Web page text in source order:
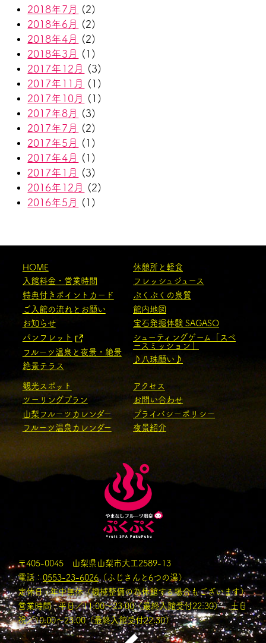
2018年7月
(2)
2018年6月
(2)
2018年4月
(2)
2018年3月
(1)
2017年12月
(3)
2017年11月
(1)
2017年10月
(1)
2017年8月
(3)
2017年7月
(2)
2017年5月
(1)
2017年4月
(1)
2017年1月
(3)
2016年12月
(2)
2016年5月
(1)
HOME
入館料金・営業時間
特典付きポイントカード
ご入館の流れとお願い
お知らせ
パンフレット
フルーツ温泉と夜景・絶景
絶景テラス
休憩所と軽食
フレッシュジュース
ぷくぷくの泉質
館内地図
宝石発掘体験 SAGASO
シューティングゲーム「スペ
ースミッション」
♪八珠願い♪
観光スポット
ツーリングプラン
山梨フルーツカレンダー
フルーツ温泉カレンダー
アクセス
お問い合わせ
プライバシーポリシー
夜景紹介
〒405-0045 山梨県山梨市大工2589-13
電話：0553-23-6026（ふじさんと6つの湯）
定休日 : 年中無休（機械整備の為休館する場合もございます）
営業時間 : 平日／11:00〜23:00（最終入館受付22:30） 土日
祝／10:00～23:00（最終入館受付22:30）